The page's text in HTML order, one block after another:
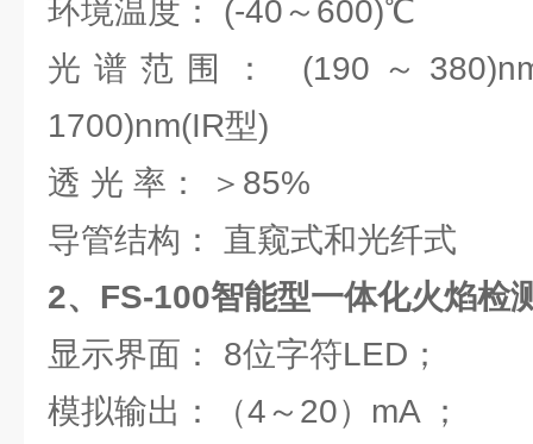
环境温度： (-40～600)℃
光谱范围： (190～
1700)nm(IR型)
透 光 率： ＞85%
导管结构： 直窥式和光纤式
2、 FS-100智能型一体化火焰检
显示界面： 8位字符LED；
模拟输出：（4～20）mA ；